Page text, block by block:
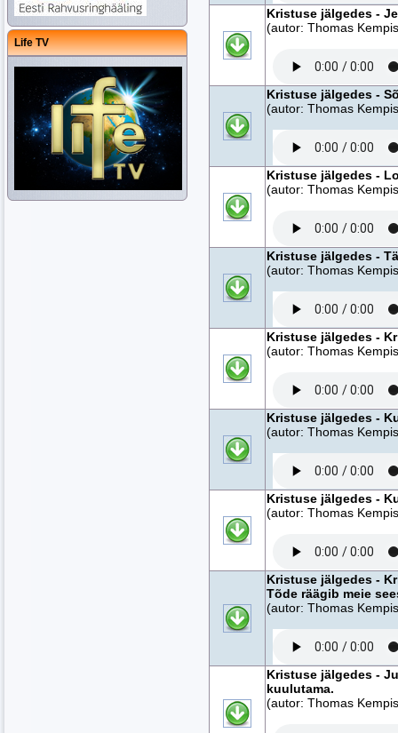
Life TV
Kristuse jälgedes -
(autor: Thomas
Kristuse jälgedes -
(autor: Thomas
Kristuse jälgedes -
(autor: Thomas
Kristuse jälgedes -
(autor: Thomas
Kristuse jälgedes -
(autor: Thomas
Kristuse jälgedes -
(autor: Thomas
Kristuse jälgedes -
(autor: Thomas
Kristuse jälgedes -
Tõde räägib meie
(autor: Thomas
Kristuse jälgedes -
kuulutama.
(autor: Thomas